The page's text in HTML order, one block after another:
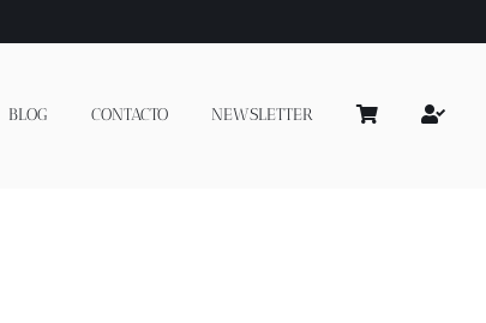
BLOG CONTACTO NEWSLETTER